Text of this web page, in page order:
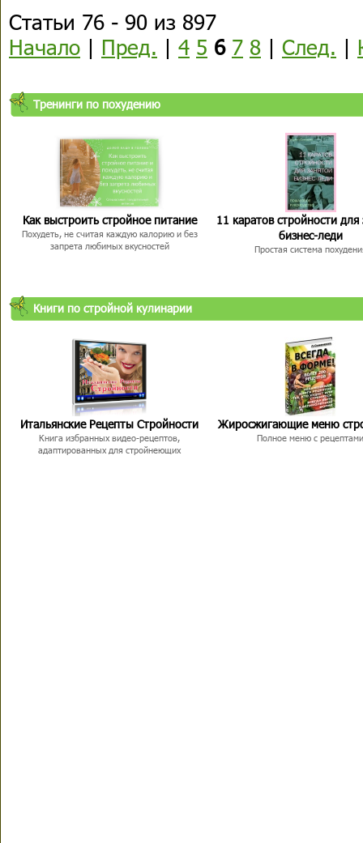
Статьи 76 - 90 из 897
Начало | Пред. | 4 5 6 7 8 | След. |
Тренинги по похудению
Как выстроить стройное питание
Похудеть, не считая каждую калорию и без
запрета любимых вкусностей
11 каратов стройности для
бизнес-леди
Простая система
Книги по стройной кулинарии
Итальянские Рецепты Стройности
Книга избранных видео-рецептов,
адаптированных для стройнеющих
Жиросжигающие меню
Полное меню с рецептами